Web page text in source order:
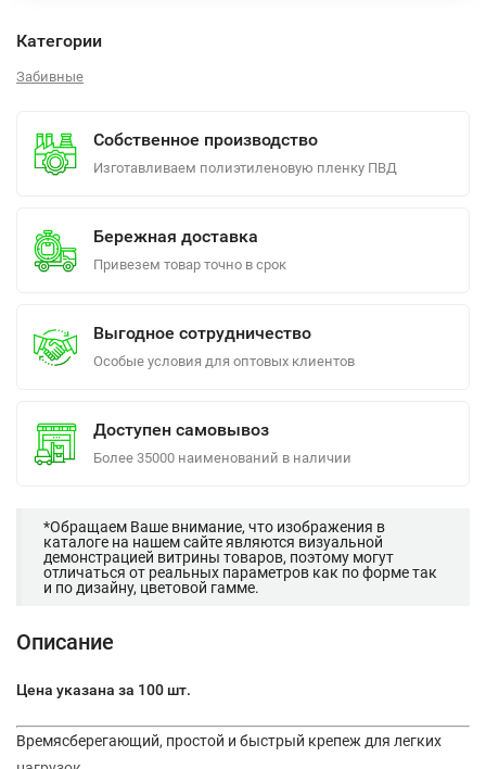
Категории
Забивные
Собственное производство
Изготавливаем полиэтиленовую пленку ПВД
Бережная доставка
Привезем товар точно в срок
Выгодное сотрудничество
Особые условия для оптовых клиентов
Доступен самовывоз
Более 35000 наименований в наличии
*Обращаем Ваше внимание, что изображения в
каталоге на нашем сайте являются визуальной
демонстрацией витрины товаров, поэтому могут
отличаться от реальных параметров как по форме так
и по дизайну, цветовой гамме.
Описание
Цена указана за 100 шт.
Времясберегающий, простой и быстрый крепеж для легких